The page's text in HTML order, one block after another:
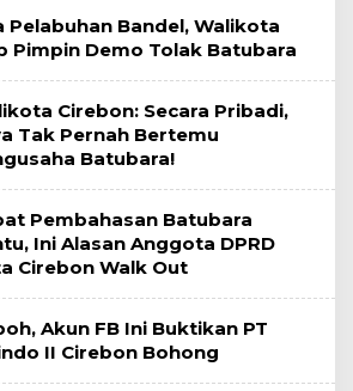
Pelabuhan Bandel, Walikota
Pimpin Demo Tolak Batubara
Cirebon: Secara Pribadi,
Tak Pernah Bertemu
Batubara!
Pembahasan Batubara
Ini Alasan Anggota DPRD
Cirebon Walk Out
Akun FB Ini Buktikan PT
II Cirebon Bohong